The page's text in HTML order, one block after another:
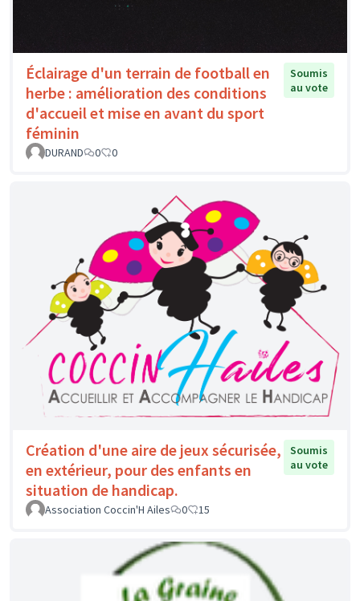
Éclairage d'un terrain de football en
herbe : amélioration des conditions
d'accueil et mise en avant du sport
féminin
Soumis
au vote
DURAND 0 0
Création d'une aire de jeux sécurisée,
en extérieur, pour des enfants en
situation de handicap.
Soumis
au vote
Association Coccin'H Ailes 0 15